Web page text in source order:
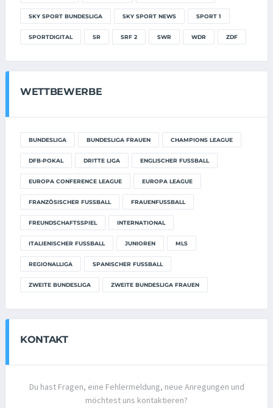
SKY SPORT BUNDESLIGA SKY SPORT NEWS SPORT 1
SPORTDIGITAL SR SRF 2 SWR WDR ZDF
WETTBEWERBE
BUNDESLIGA BUNDESLIGA FRAUEN CHAMPIONS LEAGUE
DFB-POKAL DRITTE LIGA ENGLISCHER FUSSBALL
EUROPA CONFERENCE LEAGUE EUROPA LEAGUE
FRANZÖSISCHER FUSSBALL FRAUENFUSSBALL
FREUNDSCHAFTSSPIEL INTERNATIONAL
ITALIENISCHER FUSSBALL JUNIOREN MLS
REGIONALLIGA SPANISCHER FUSSBALL
ZWEITE BUNDESLIGA ZWEITE BUNDESLIGA FRAUEN
KONTAKT
Du hast Fragen, eine Fehlermeldung, neue Anregungen und
möchtest uns kontaktieren?